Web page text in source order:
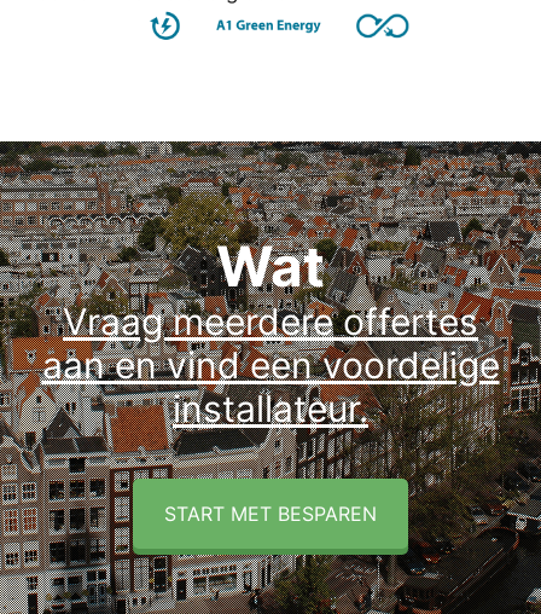
Wat
Vraag meerdere offertes
aan en vind een voordelige
installateur.
START MET BESPAREN